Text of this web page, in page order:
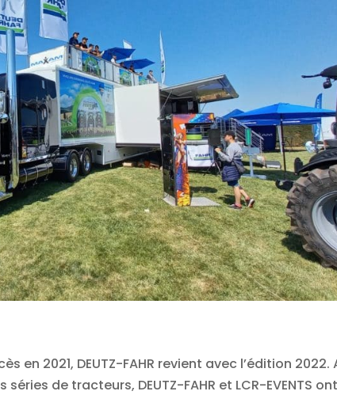
en 2021, DEUTZ-FAHR revient avec l’édition 2022.
de tracteurs, DEUTZ-FAHR et LCR-EVENTS ont